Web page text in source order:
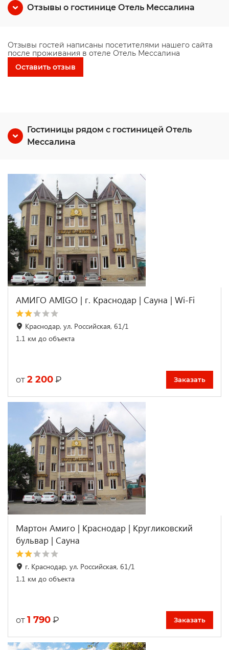
Отзывы о гостинице Отель Мессалина
Отзывы гостей написаны посетителями нашего сайта
после проживания в отеле Отель Мессалина
Оставить отзыв
Гостиницы рядом с гостиницей Отель
Мессалина
АМИГО AMIGO | г. Краснодар | Сауна | Wi-Fi
Краснодар, ул. Российская, 61/1
1.1 км до объекта
от 2 200 ₽ Заказать
Мартон Амиго | Краснодар | Кругликовский
бульвар | Сауна
г. Краснодар, ул. Российская, 61/1
1.1 км до объекта
от 1 790 ₽ Заказать